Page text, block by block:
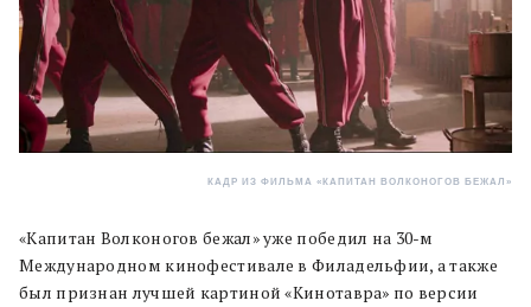
КАДР ИЗ ФИЛЬМА «КАПИТАН ВОЛКОНОГОВ БЕЖАЛ»
«Капитан Волконогов бежал» уже победил на 30-м
Международном кинофестивале в Филадельфии, а также
был признан лучшей картиной «Кинотавра» по версии